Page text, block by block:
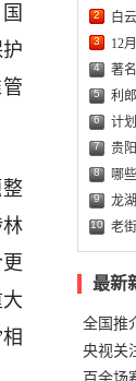
2 白
3 12
4 著
5 利
6 计
7 贵
8 哪
9 龙
10 老
最新
全国推
错过
央视关